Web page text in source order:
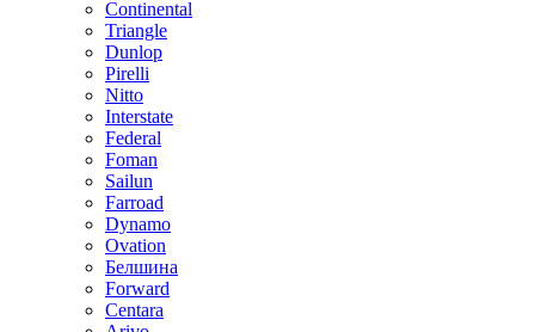
Continental
Triangle
Dunlop
Pirelli
Nitto
Interstate
Federal
Foman
Sailun
Farroad
Dynamo
Ovation
Белшина
Forward
Centara